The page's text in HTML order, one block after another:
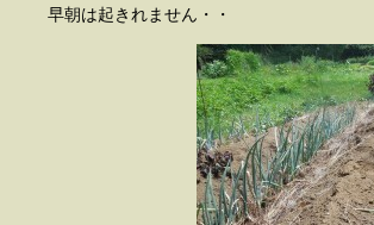
早朝は起きれません・・